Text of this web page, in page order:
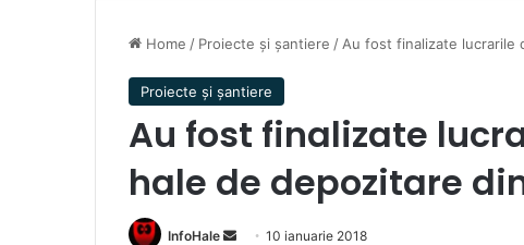
Home / Proiecte și șantiere / Au fost finalizate lucrarile
Proiecte și șantiere
Au fost finalizate
hale de depozitare
InfoHale
Send10 ianuarie 2018